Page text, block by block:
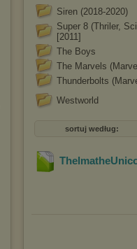
Siren (2018-2020)
Super 8 (Thriler,
[2011]
The Boys
The Marvels
Thunderbolts
Westworld
sortuj według: